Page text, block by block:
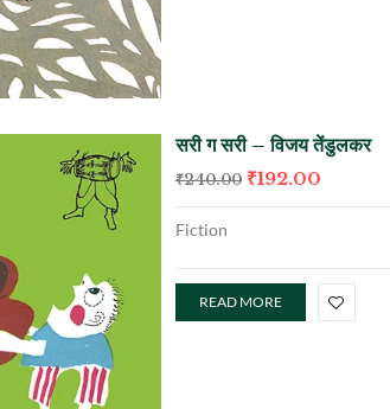
सरी ग सरी – विजय तेंडुलकर
₹240.00 ₹192.00
Fiction
READ MORE